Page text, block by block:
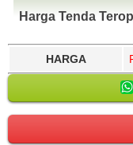
Harga Tenda
HARGA